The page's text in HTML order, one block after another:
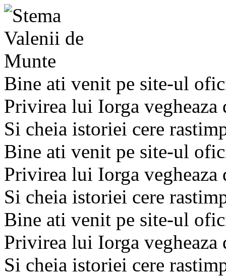
Bine ati venit pe site-ul
Privirea lui Iorga
Si cheia istoriei cere
Bine ati venit pe site-ul
Privirea lui Iorga
Si cheia istoriei cere
Bine ati venit pe site-ul
Privirea lui Iorga
Si cheia istoriei cere